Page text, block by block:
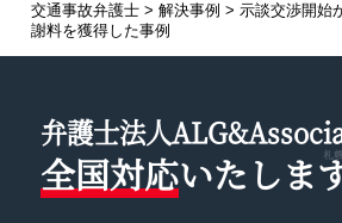
交通事故弁護士> 解決事例 > 示談交渉開始
謝料を獲得した事例
弁護士法人
全国対応いたしま